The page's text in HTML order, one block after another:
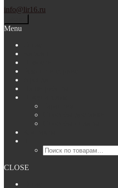
info@lir16.ru
Menu
Искать:
CLOSE